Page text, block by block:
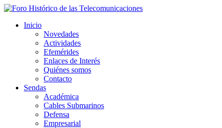
Inicio
Novedades
Actividades
Efemérides
Enlaces de Interés
Quiénes somos
Contacto
Sendas
Académica
Cables Submarinos
Defensa
Empresarial